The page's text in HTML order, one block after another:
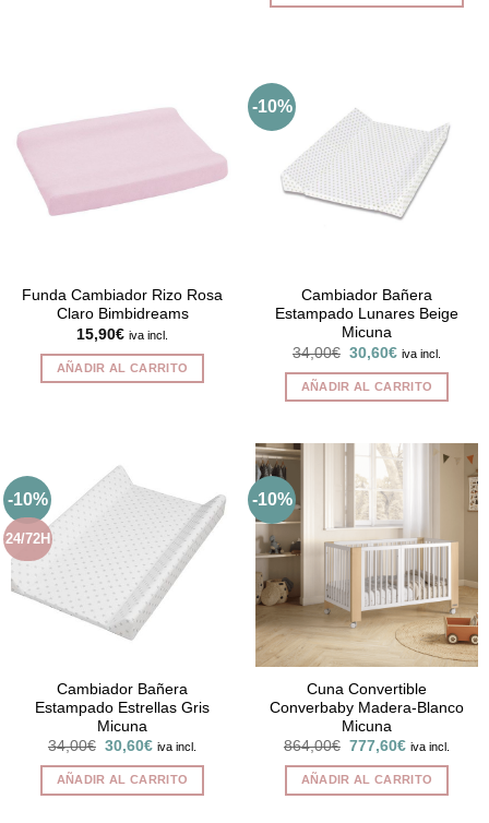
Las
opciones
se
pueden
elegir
página
de
producto
Funda Cambiador Rizo Rosa
Claro Bimbidreams
15,90€ iva incl.
AÑADIR AL CARRITO
-10%
Cambiador Bañera
Estampado Lunares Beige
Micuna
34,00€ El
original
era:
30,60€El
actual
es:
iva incl.
AÑADIR AL CARRITO
-10%
24/72H
Cambiador Bañera
Estampado Estrellas Gris
Micuna
34,00€ El
original
era:
30,60€El
actual
es:
iva incl.
AÑADIR AL CARRITO
-10%
Cuna Convertible
Converbaby Madera-Blanco
Micuna
864,00€ El
original
era:
777,60€El
actual
es:
iva incl.
AÑADIR AL CARRITO